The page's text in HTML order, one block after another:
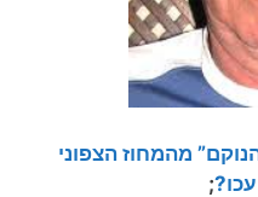
מהמחוז הצפוני
;